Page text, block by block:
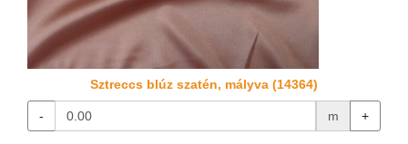
Sztreccs blúz szatén, mályva (14364)
- m +